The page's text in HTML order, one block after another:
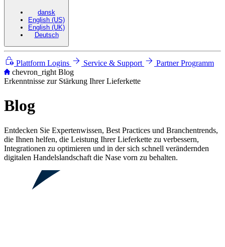
dansk
English (US)
English (UK)
Deutsch
Plattform Logins Service & Support
Partner Programm
chevron_right Blog
Erkenntnisse zur Stärkung Ihrer Lieferkette
Blog
Entdecken Sie Expertenwissen, Best Practices und Branchentrends,
die Ihnen helfen, die Leistung Ihrer Lieferkette zu verbessern,
Integrationen zu optimieren und in der sich schnell verändernden
digitalen Handelslandschaft die Nase vorn zu behalten.